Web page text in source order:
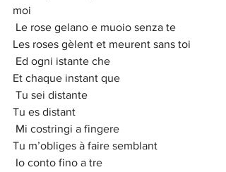
moi
Le rose gelano e muoio senza te
Les roses gèlent et meurent sans toi
Ed ogni istante che
Et chaque instant que
Tu sei distante
Tu es distant
Mi costringi a fingere
Tu m’obliges à faire semblant
Io conto fino a tre